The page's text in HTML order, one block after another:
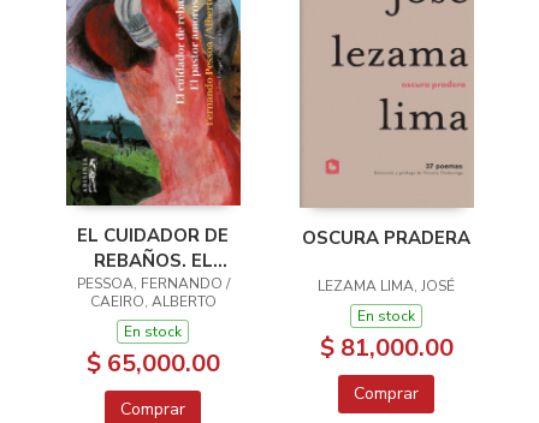
EL CUIDADOR DE
REBAÑOS. EL
PASTOR AMOROSO
PESSOA, FERNANDO /
CAEIRO, ALBERTO
En stock
$ 65,000.00
Comprar
OSCURA PRADERA
LEZAMA LIMA, JOSÉ
En stock
$ 81,000.00
Comprar